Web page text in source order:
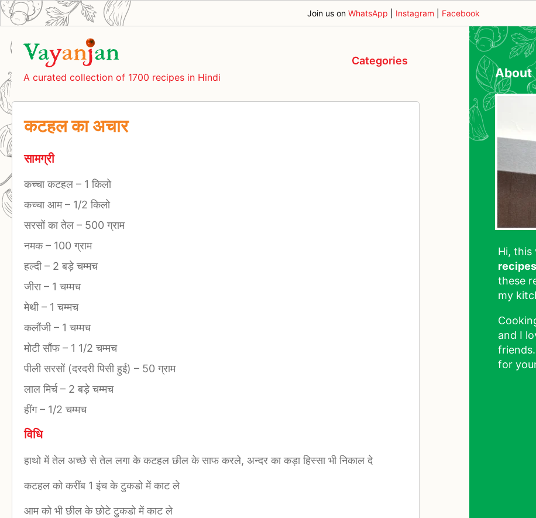
Join us on WhatsApp Instagram Facebook
A curated collection of 1700 recipes in Hindi
Categories
कटहल का अचार
सामग्री
कच्चा कटहल – 1 किलो
कच्चा आम– 1/2 किलो
सरसों का तेल – 500 ग्राम
नमक– 100 ग्राम
हल्दी– 2 बड़े चम्मच
जीरा– 1 चम्मच
मेथी– 1 चम्मच
कलौंजी– 1 चम्मच
मोटी सौंफ– 1 1/2 चम्मच
पीली सरसों (दरदरी पिसी हुई) – 50 ग्राम
लाल मिर्च– 2 बड़े चम्मच
हींग– 1/2 चम्मच
विधि
हाथो में तेल अच्छे से तेल लगा के कटहल छील के साफ करले, अन्दर का कड़ा हिस्सा भी निकाल दे
कटहल को करींब 1 इंच के टुकडो में काट ले
आम को भी छील के छोटे टुकडो में काट ले
About
Hi, this
recipes
these
my
and I
for